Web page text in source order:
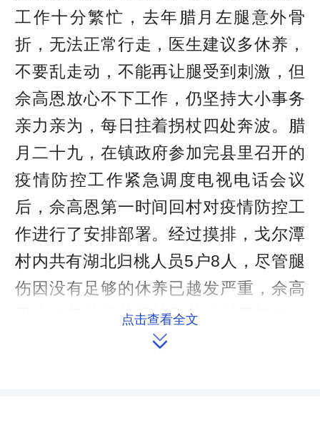
工作十分繁忙，去年腊月左腿意外骨
折，无法正常行走，医生建议多休养，
不要乱走动，不能再让腿受到刺激，但
佘高恩放心不下工作，仍坚持大小事务
亲力亲为，每日拄着拐杖四处奔波。腊
月二十九，在镇政府参加完县里召开的
疫情防控工作紧急调度电视电话会议
后，佘高恩第一时间回村对疫情防控工
作进行了安排部署。经过摸排，戈尔潭
村内共有湖北归桃人员5户8人，尽管腿
伤因没有足够的休养已越发严重，佘高
恩依然坚持拄着拐杖和其他村干部们一
起上门为这几户村民宣传政策。佘高恩
点击查看全文
